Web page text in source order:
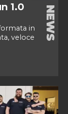
1.0
in
veloce
NEWS